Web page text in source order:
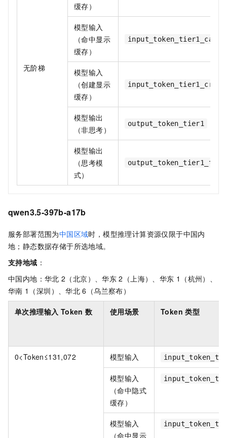
无阶梯
缓存）
模型输入
（命中显示
缓存）
模型输入
（创建显示
缓存）
模型输出
（非思考）
output_token_tier1
模型输出
（思考模
式）
qwen3.5-397b-a17b
服务部署范围为中国区域时，模型推理计算资源仅限于中国内
地；静态数据存储于所选地域。
支持地域 ：
中国内地：华北 2（北京）、华东 2（上海）、华东 1（杭州）、
华南 1（深圳）、华北 6（乌兰察布）
单次推理输入 Token 数 使用场景 Token 类型
0<Token≤131,072 模型输入
模型输入
（命中隐式
缓存）
模型输入
（命中显示